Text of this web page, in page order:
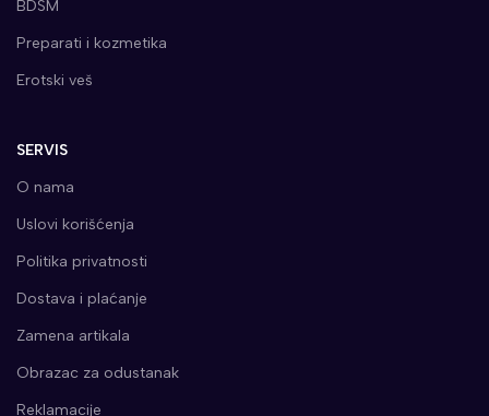
BDSM
Preparati i kozmetika
Erotski veš
SERVIS
O nama
Uslovi korišćenja
Politika privatnosti
Dostava i plaćanje
Zamena artikala
Obrazac za odustanak
Reklamacije